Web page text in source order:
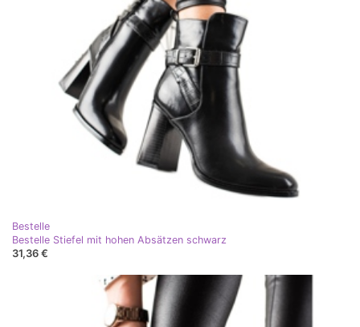
Bestelle
Bestelle Stiefel mit hohen Absätzen schwarz
31,36 €